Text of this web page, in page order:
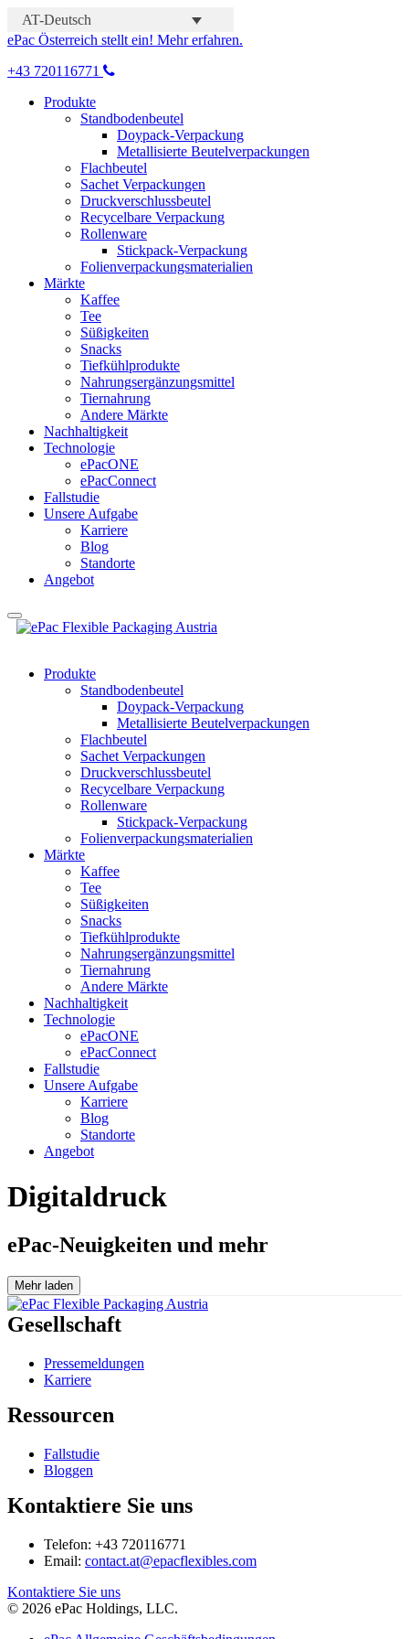
AT-Deutsch
ePac Österreich stellt ein! Mehr erfahren.
+43 720116771
Produkte
Standbodenbeutel
Doypack-Verpackung
Metallisierte Beutelverpackungen
Flachbeutel
Sachet Verpackungen
Druckverschlussbeutel
Recycelbare Verpackung
Rollenware
Stickpack-Verpackung
Folienverpackungsmaterialien
Märkte
Kaffee
Tee
Süßigkeiten
Snacks
Tiefkühlprodukte
Nahrungsergänzungsmittel
Tiernahrung
Andere Märkte
Nachhaltigkeit
Technologie
ePacONE
ePacConnect
Fallstudie
Unsere Aufgabe
Karriere
Blog
Standorte
Angebot
Produkte
Standbodenbeutel
Doypack-Verpackung
Metallisierte Beutelverpackungen
Flachbeutel
Sachet Verpackungen
Druckverschlussbeutel
Recycelbare Verpackung
Rollenware
Stickpack-Verpackung
Folienverpackungsmaterialien
Märkte
Kaffee
Tee
Süßigkeiten
Snacks
Tiefkühlprodukte
Nahrungsergänzungsmittel
Tiernahrung
Andere Märkte
Nachhaltigkeit
Technologie
ePacONE
ePacConnect
Fallstudie
Unsere Aufgabe
Karriere
Blog
Standorte
Angebot
Digitaldruck
ePac-Neuigkeiten und mehr
Mehr laden
Gesellschaft
Pressemeldungen
Karriere
Ressourcen
Fallstudie
Bloggen
Kontaktiere Sie uns
Telefon: +43 720116771
Email: contact.at@epacflexibles.com
facebook
youtube
linkedin
instagram
Kontaktiere Sie uns
© 2026 ePac Holdings, LLC.